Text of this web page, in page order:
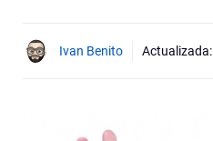
Ivan Benito Actualizada: